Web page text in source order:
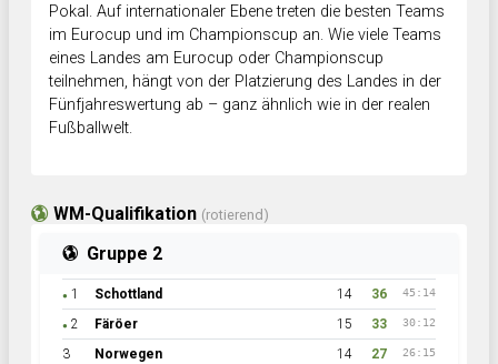
Pokal. Auf internationaler Ebene treten die besten Teams
im Eurocup und im Championscup an. Wie viele Teams
eines Landes am Eurocup oder Championscup
teilnehmen, hängt von der Platzierung des Landes in der
Fünfjahreswertung ab – ganz ähnlich wie in der realen
Fußballwelt.
WM-Qualifikation (rotierend)
Gruppe 2
● 1 Schottland 14 36 45:14
● 2 Färöer 15 33 30:12
3 Norwegen 14 27 26:15